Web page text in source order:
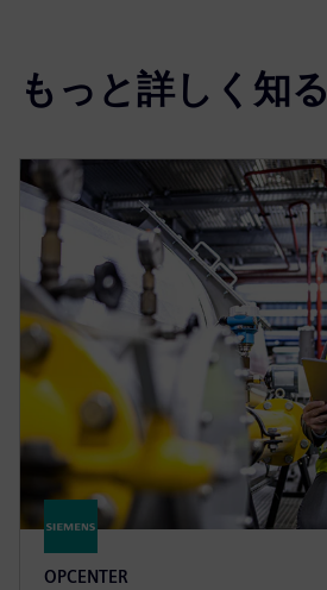
もっと詳しく知る
OPCENTER